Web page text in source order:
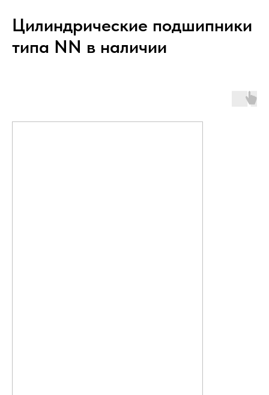
Цилиндрические подшипники
типа NN в наличии